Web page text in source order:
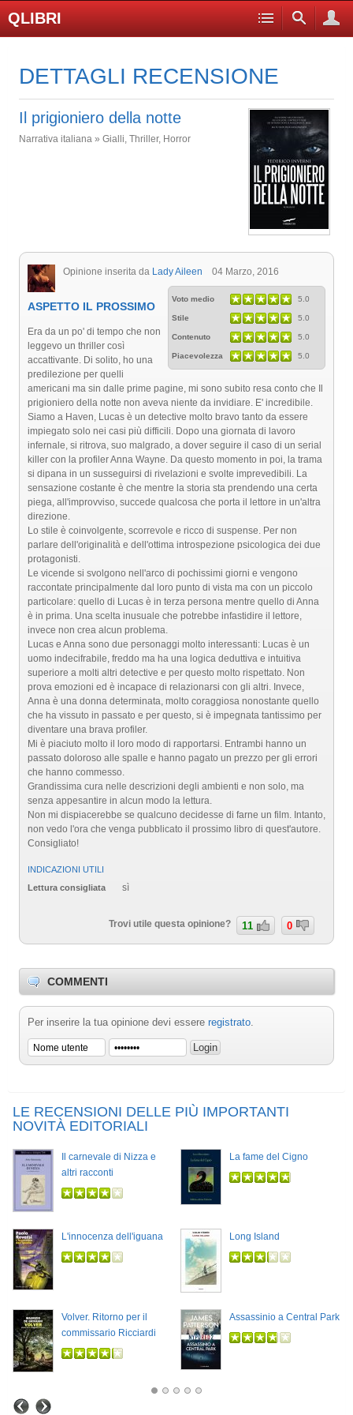
QLIBRI
DETTAGLI RECENSIONE
Il prigioniero della notte
Narrativa italiana » Gialli, Thriller, Horror
Opinione inserita da Lady Aileen 04 Marzo, 2016
Voto medio 5.0
Stile 5.0
Contenuto 5.0
Piacevolezza 5.0
ASPETTO IL PROSSIMO
Era da un po' di tempo che non
leggevo un thriller così
accattivante. Di solito, ho una
predilezione per quelli
americani ma sin dalle prime pagine, mi sono subito resa conto che Il
prigioniero della notte non aveva niente da invidiare. E' incredibile.
Siamo a Haven, Lucas è un detective molto bravo tanto da essere
impiegato solo nei casi più difficili. Dopo una giornata di lavoro
infernale, si ritrova, suo malgrado, a dover seguire il caso di un serial
killer con la profiler Anna Wayne. Da questo momento in poi, la trama
si dipana in un susseguirsi di rivelazioni e svolte imprevedibili. La
sensazione costante è che mentre la storia sta prendendo una certa
piega, all'improvviso, succede qualcosa che porta il lettore in un'altra
direzione.
Lo stile è coinvolgente, scorrevole e ricco di suspense. Per non
parlare dell'originalità e dell'ottima introspezione psicologica dei due
protagonisti.
Le vicende si svolgono nell'arco di pochissimi giorni e vengono
raccontate principalmente dal loro punto di vista ma con un piccolo
particolare: quello di Lucas è in terza persona mentre quello di Anna
è in prima. Una scelta inusuale che potrebbe infastidire il lettore,
invece non crea alcun problema.
Lucas e Anna sono due personaggi molto interessanti: Lucas è un
uomo indecifrabile, freddo ma ha una logica deduttiva e intuitiva
superiore a molti altri detective e per questo molto rispettato. Non
prova emozioni ed è incapace di relazionarsi con gli altri. Invece,
Anna è una donna determinata, molto coraggiosa nonostante quello
che ha vissuto in passato e per questo, si è impegnata tantissimo per
diventare una brava profiler.
Mi è piaciuto molto il loro modo di rapportarsi. Entrambi hanno un
passato doloroso alle spalle e hanno pagato un prezzo per gli errori
che hanno commesso.
Grandissima cura nelle descrizioni degli ambienti e non solo, ma
senza appesantire in alcun modo la lettura.
Non mi dispiacerebbe se qualcuno decidesse di farne un film. Intanto,
non vedo l'ora che venga pubblicato il prossimo libro di quest'autore.
Consigliato!
INDICAZIONI UTILI
Lettura consigliata
sì
Trovi utile questa opinione? 11 0
COMMENTI
Per inserire la tua opinione devi essere registrato.
LE RECENSIONI DELLE PIÙ IMPORTANTI
NOVITÀ EDITORIALI
Il carnevale di Nizza e
altri racconti
La fame del Cigno
L'innocenza dell'iguana Long Island
Volver. Ritorno per il
commissario Ricciardi
Assassinio a Central Park